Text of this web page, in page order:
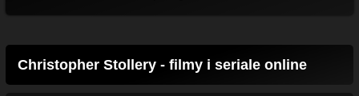
Christopher Stollery - filmy i seriale online